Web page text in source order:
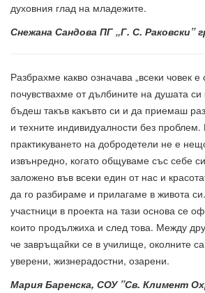
духовния глад на младежите.
Снежана Сандова ПГ „Г. С. Раковски”
Разбрахме какво означава „всеки човек
почувствахме от дълбините на душата си
бъдеш такъв какъвто си и да приемаш
и техните индивидуалности без
практикуването на добродетели не е
извънредно, когато общуваме със себе
заложено във всеки един от нас и
да го разбираме и прилагаме в живота
участници в проекта на тази основа се
които продължиха и след това. Между
че завръщайки се в училище, околните
уверени, жизнерадостни, озарени.
Мария Баренска, СОУ ”Св. Климент